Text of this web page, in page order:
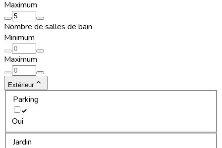
Maximum
Nombre de salles de bain
Minimum
Maximum
Extérieur
Parking
Oui
Jardin